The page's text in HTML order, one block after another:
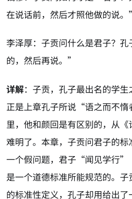
在说话前，然后才照他做的说。”
李泽厚：子贡问什么是君子？
的，然后再说。”
详解：子贡，孔子最出名的学生
正是上章孔子所说“语之而不
里，他和颜回是有区别的，从
难明了。本章，子贡问君子的
一个假问题，君子“闻见学行
是一个道德标准所能规范的。
的标准性定义，孔子却用给出了